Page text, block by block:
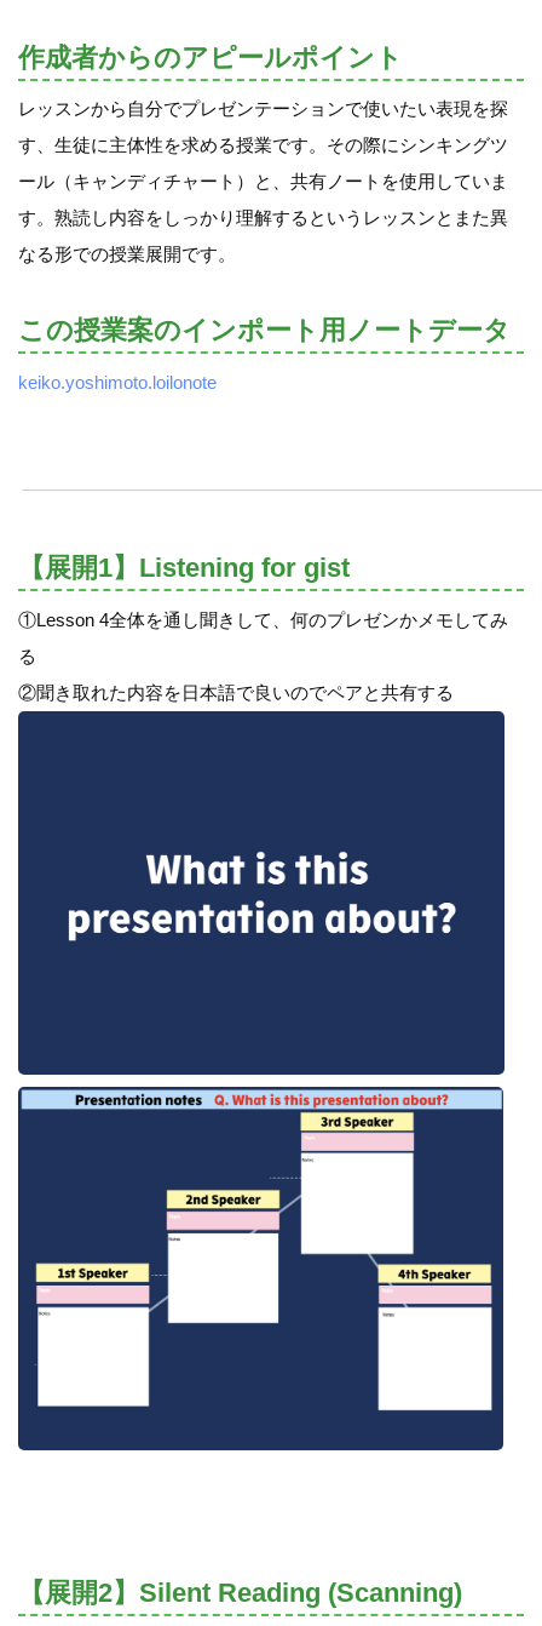
作成者からのアピールポイント
レッスンから自分でプレゼンテーションで使いたい表現を探
す、生徒に主体性を求める授業です。その際にシンキングツ
ール（キャンディチャート）と、共有ノートを使用していま
す。熟読し内容をしっかり理解するというレッスンとまた異
なる形での授業展開です。
この授業案のインポート用ノートデータ
keiko.yoshimoto.loilonote
【展開1】Listening for gist
①Lesson 4全体を通し聞きして、何のプレゼンかメモしてみ
る
②聞き取れた内容を日本語で良いのでペアと共有する
【展開2】Silent Reading (Scanning)